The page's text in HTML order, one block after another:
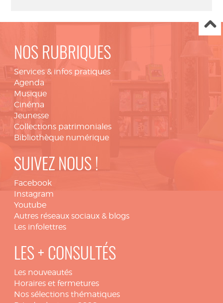
NOS RUBRIQUES
Services & infos pratiques
Agenda
Musique
Cinéma
Jeunesse
Collections patrimoniales
Bibliothèque numérique
SUIVEZ NOUS !
Facebook
Instagram
Youtube
Autres réseaux sociaux & blogs
Les infolettres
LES + CONSULTÉS
Les nouveautés
Horaires et fermetures
Nos sélections thématiques